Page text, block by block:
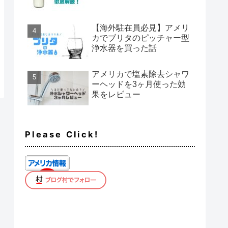
【海外駐在員必見】アメリ
カでブリタのピッチャー型
浄水器を買った話
アメリカで塩素除去シャワ
ーヘッドを3ヶ月使った効
果をレビュー
Please Click!